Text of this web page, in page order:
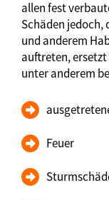
allen fest
Schäden jedoch,
und anderem
auftreten,
unter anderem
Feuer